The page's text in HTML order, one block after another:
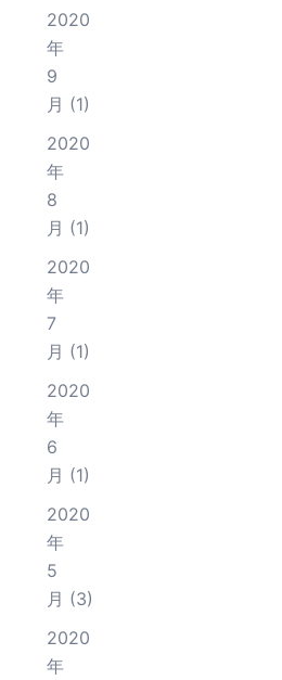
2020
年
9
月 (1)
2020
年
8
月 (1)
2020
年
7
月 (1)
2020
年
6
月 (1)
2020
年
5
月 (3)
2020
年